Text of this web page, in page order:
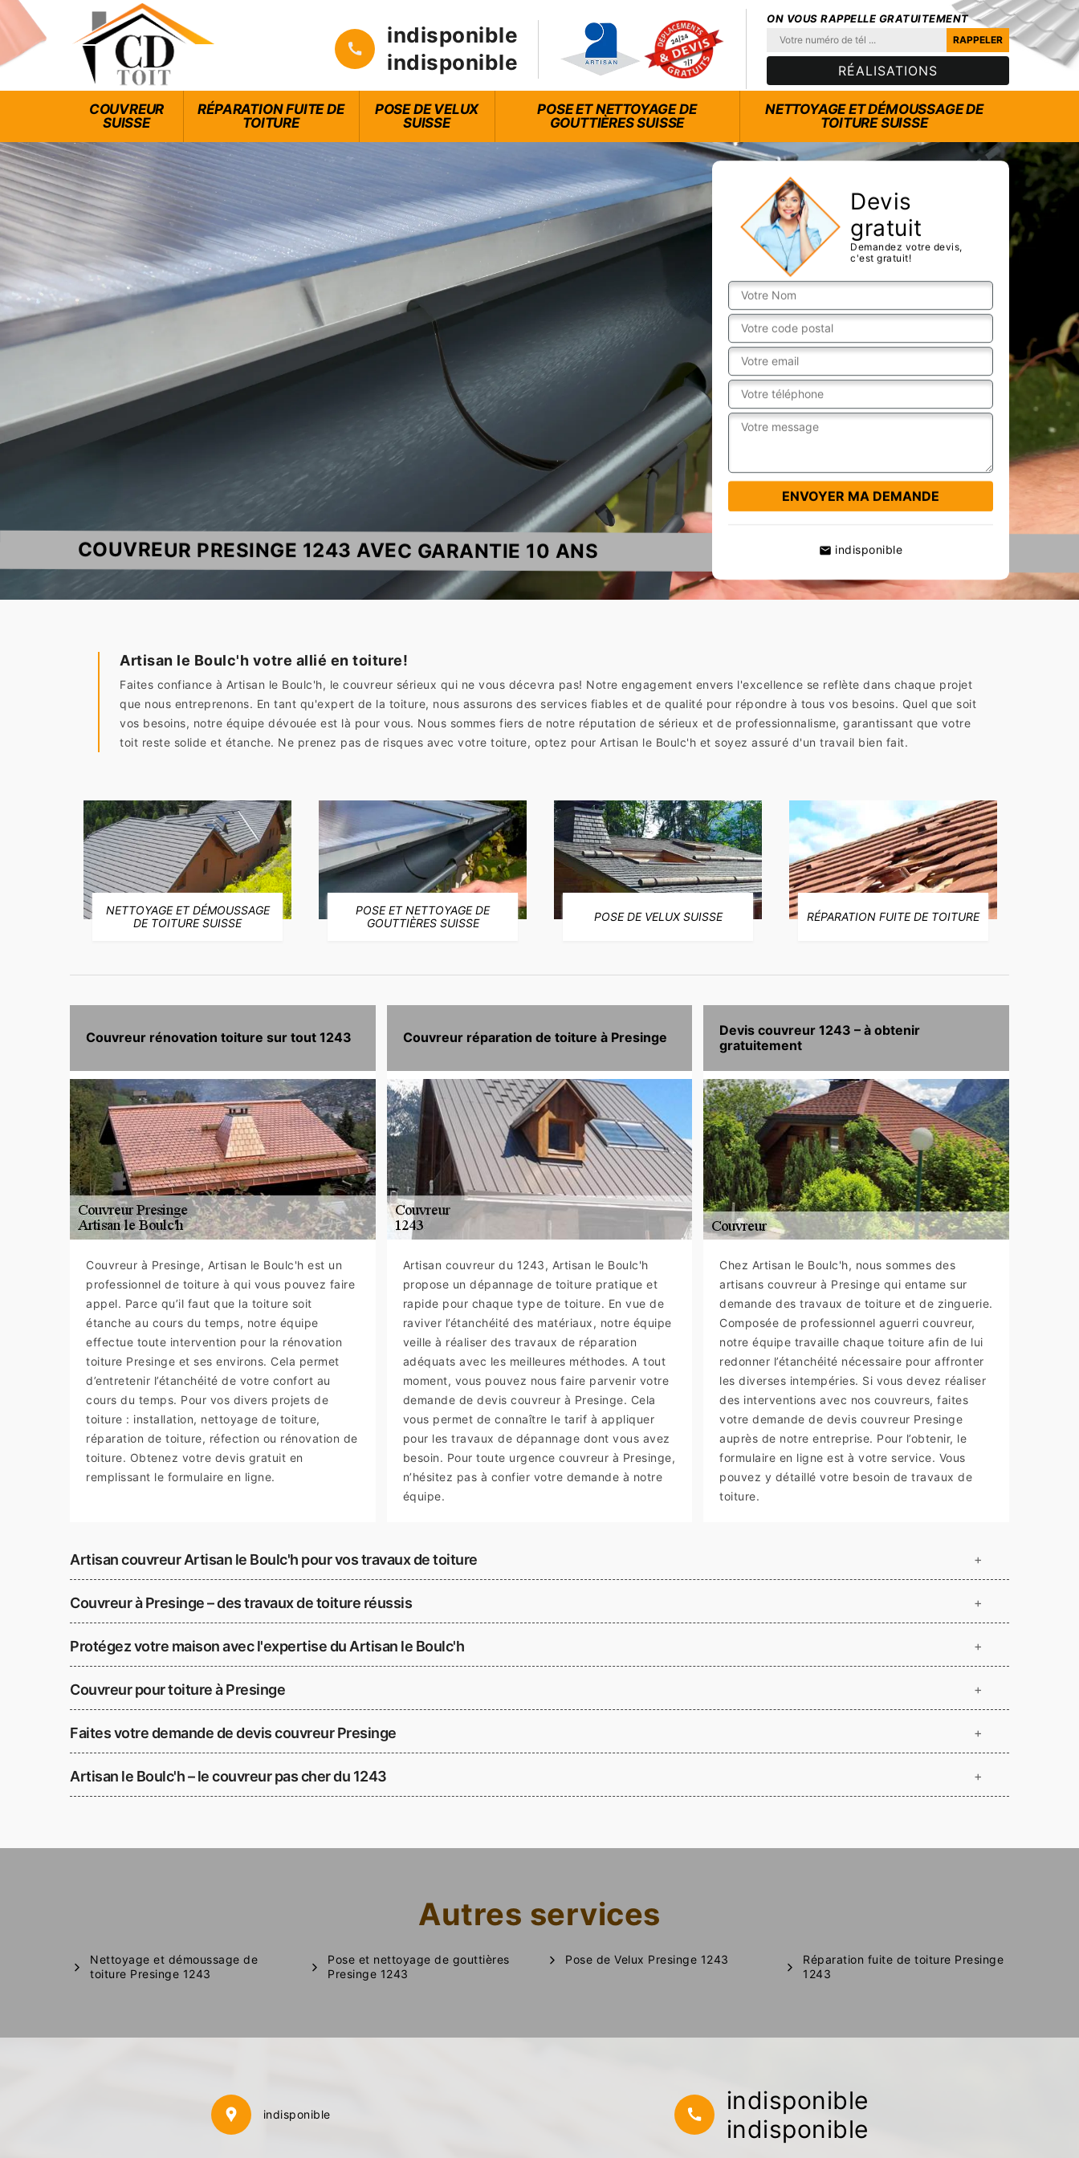
indisponible
indisponible
ON VOUS RAPPELLE GRATUITEMENT
RÉALISATIONS
COUVREUR
SUISSE
RÉPARATION FUITE DE
TOITURE
POSE DE VELUX
SUISSE
POSE ET NETTOYAGE DE
GOUTTIÈRES SUISSE
NETTOYAGE ET DÉMOUSSAGE DE
TOITURE SUISSE
Devis
gratuit
Demandez votre devis,
c'est gratuit!
indisponible
COUVREUR PRESINGE 1243 AVEC GARANTIE 10 ANS
Artisan le Boulc'h votre allié en toiture!
Faites confiance à Artisan le Boulc'h, le couvreur sérieux qui ne vous décevra pas! Notre engagement envers l'excellence se reflète dans chaque projet
que nous entreprenons. En tant qu'expert de la toiture, nous assurons des services fiables et de qualité pour répondre à tous vos besoins. Quel que soit
vos besoins, notre équipe dévouée est là pour vous. Nous sommes fiers de notre réputation de sérieux et de professionnalisme, garantissant que votre
toit reste solide et étanche. Ne prenez pas de risques avec votre toiture, optez pour Artisan le Boulc'h et soyez assuré d'un travail bien fait.
NETTOYAGE ET DÉMOUSSAGE
DE TOITURE SUISSE
POSE ET NETTOYAGE DE
GOUTTIÈRES SUISSE
POSE DE VELUX SUISSE RÉPARATION FUITE DE TOITURE
Couvreur rénovation toiture sur tout 1243
Couvreur à Presinge, Artisan le Boulc'h est un
professionnel de toiture à qui vous pouvez faire
appel. Parce qu’il faut que la toiture soit
étanche au cours du temps, notre équipe
effectue toute intervention pour la rénovation
toiture Presinge et ses environs. Cela permet
d’entretenir l’étanchéité de votre confort au
cours du temps. Pour vos divers projets de
toiture : installation, nettoyage de toiture,
réparation de toiture, réfection ou rénovation de
toiture. Obtenez votre devis gratuit en
remplissant le formulaire en ligne.
Couvreur réparation de toiture à Presinge
Artisan couvreur du 1243, Artisan le Boulc'h
propose un dépannage de toiture pratique et
rapide pour chaque type de toiture. En vue de
raviver l’étanchéité des matériaux, notre équipe
veille à réaliser des travaux de réparation
adéquats avec les meilleures méthodes. A tout
moment, vous pouvez nous faire parvenir votre
demande de devis couvreur à Presinge. Cela
vous permet de connaître le tarif à appliquer
pour les travaux de dépannage dont vous avez
besoin. Pour toute urgence couvreur à Presinge,
n’hésitez pas à confier votre demande à notre
équipe.
Devis couvreur 1243 – à obtenir
gratuitement
Chez Artisan le Boulc'h, nous sommes des
artisans couvreur à Presinge qui entame sur
demande des travaux de toiture et de zinguerie.
Composée de professionnel aguerri couvreur,
notre équipe travaille chaque toiture afin de lui
redonner l’étanchéité nécessaire pour affronter
les diverses intempéries. Si vous devez réaliser
des interventions avec nos couvreurs, faites
votre demande de devis couvreur Presinge
auprès de notre entreprise. Pour l’obtenir, le
formulaire en ligne est à votre service. Vous
pouvez y détaillé votre besoin de travaux de
toiture.
Artisan couvreur Artisan le Boulc'h pour vos travaux de toiture +
Couvreur à Presinge – des travaux de toiture réussis +
Protégez votre maison avec l'expertise du Artisan le Boulc'h +
Couvreur pour toiture à Presinge +
Faites votre demande de devis couvreur Presinge +
Artisan le Boulc'h – le couvreur pas cher du 1243 +
Autres services
Nettoyage et démoussage de
toiture Presinge 1243
Pose et nettoyage de gouttières
Presinge 1243
Pose de Velux Presinge 1243
Réparation fuite de toiture Presinge
1243
indisponible
indisponible
indisponible